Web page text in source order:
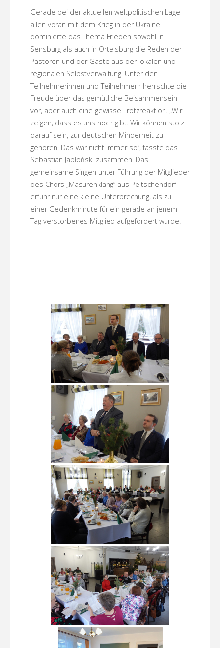
Gerade bei der aktuellen weltpolitischen Lage
allen voran mit dem Krieg in der Ukraine
dominierte das Thema Frieden sowohl in
Sensburg als auch in Ortelsburg die Reden der
Pastoren und der Gäste aus der lokalen und
regionalen Selbstverwaltung. Unter den
Teilnehmerinnen und Teilnehmern herrschte die
Freude über das gemütliche Beisammensein
vor, aber auch eine gewisse Trotzreaktion. „Wir
zeigen, dass es uns noch gibt. Wir können stolz
darauf sein, zur deutschen Minderheit zu
gehören. Das war nicht immer so“, fasste das
Sebastian Jabłoński zusammen. Das
gemeinsame Singen unter Führung der Mitglieder
des Chors „Masurenklang“ aus Peitschendorf
erfuhr nur eine kleine Unterbrechung, als zu
einer Gedenkminute für ein gerade an jenem
Tag verstorbenes Mitglied aufgefordert wurde.